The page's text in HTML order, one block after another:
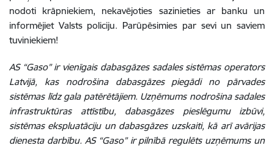
nodoti krāpniekiem, nekavējoties sazinieties ar banku un
informējiet Valsts policiju. Parūpēsimies par sevi un saviem
tuviniekiem!
AS “Gaso” ir vienīgais dabasgāzes sadales sistēmas operators
Latvijā, kas nodrošina dabasgāzes piegādi no pārvades
sistēmas līdz gala patērētājiem. Uzņēmums nodrošina sadales
infrastruktūras attīstību, dabasgāzes pieslēgumu izbūvi,
sistēmas ekspluatāciju un dabasgāzes uzskaiti, kā arī avārijas
dienesta darbību. AS “Gaso” ir pilnībā regulēts uzņēmums un